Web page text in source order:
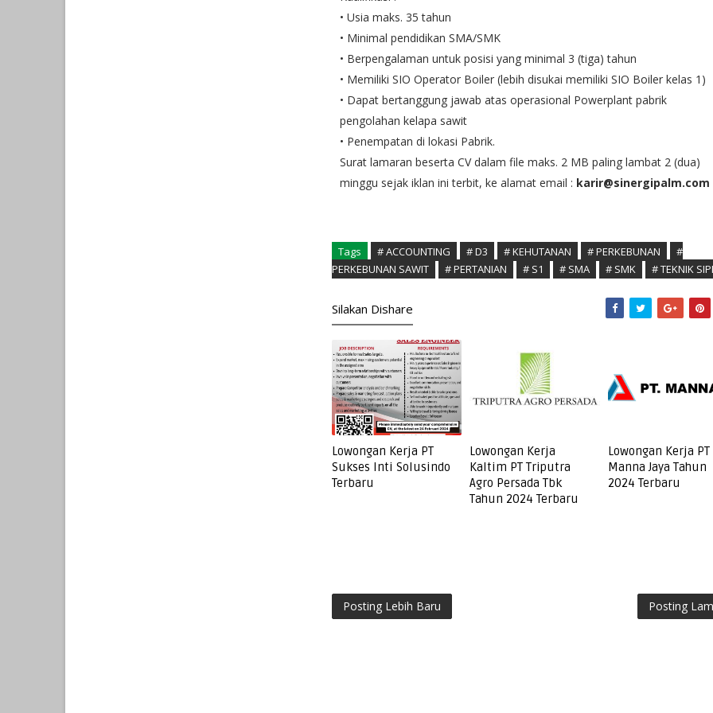
• Usia maks. 35 tahun
• Minimal pendidikan SMA/SMK
• Berpengalaman untuk posisi yang minimal 3 (tiga) tahun
• Memiliki SIO Operator Boiler (lebih disukai memiliki SIO Boiler kelas 1)
• Dapat bertanggung jawab atas operasional Powerplant pabrik
pengolahan kelapa sawit
• Penempatan di lokasi Pabrik.
Surat lamaran beserta CV dalam file maks. 2 MB paling lambat 2 (dua)
minggu sejak iklan ini terbit, ke alamat email : karir@sinergipalm.com
Tags # ACCOUNTING # D3 # KEHUTANAN # PERKEBUNAN
#
PERKEBUNAN SAWIT
# PERTANIAN # S1 # SMA # SMK # TEKNIK
Silakan Dishare
Lowongan Kerja PT
Sukses Inti Solusindo
Terbaru
Lowongan Kerja
Kaltim PT Triputra
Agro Persada Tbk
Tahun 2024 Terbaru
Lowongan Kerja PT
Manna Jaya Tahun
2024 Terbaru
Posting Lebih Baru Posting